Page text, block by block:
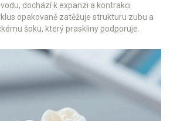
dochází k expanzi a kontrakci
opakovaně zatěžuje strukturu zubu a
šoku, který praskliny podporuje.